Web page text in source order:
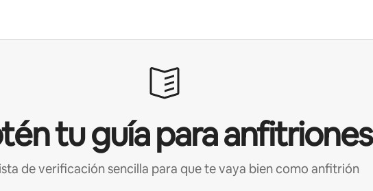
tu guía para anfitriones
de verificación sencilla para que te vaya bien como anfitrión